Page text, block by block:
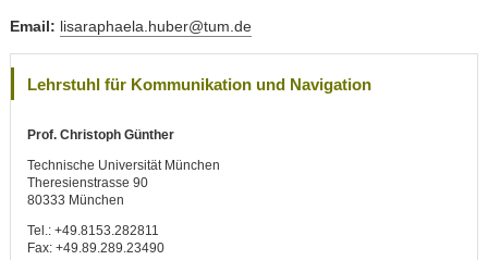
Email: lisaraphaela.huber@tum.de
Lehrstuhl für Kommunikation und Navigation
Prof. Christoph Günther
Technische Universität München
Theresienstrasse 90
80333 München
Tel.: +49.8153.282811
Fax: +49.89.289.23490